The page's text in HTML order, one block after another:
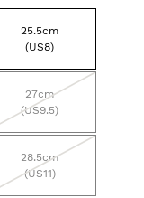
25.5cm
(US8)
27cm
(US9.5)
28.5cm
(US11)